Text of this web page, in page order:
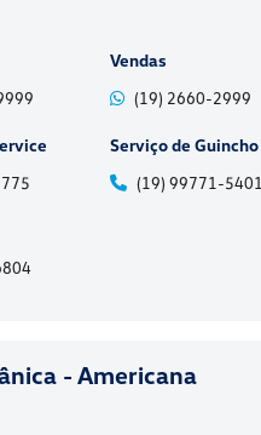
Vendas
(19) 2660-2999
Serviço de Guincho
(19) 99771-5401
- Americana